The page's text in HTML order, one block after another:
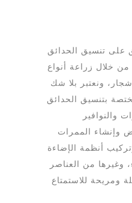
على تنسيق الحدائق
خلال زراعة أنواع
ونعتبر بلا شك
بتنسيق الحدائق
والنوافير
وإنشاء الممرات
أنظمة الإضاءة
وغيرها من العناصر
ومريحة للاستمتاع